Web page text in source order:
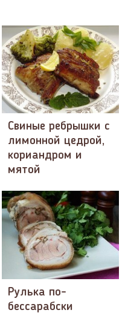
Свиные ребрышки с
лимонной цедрой,
кориандром и
мятой
Рулька по-
бессарабски